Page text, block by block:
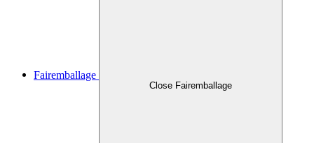
Fairemballage
Close Fairemballage